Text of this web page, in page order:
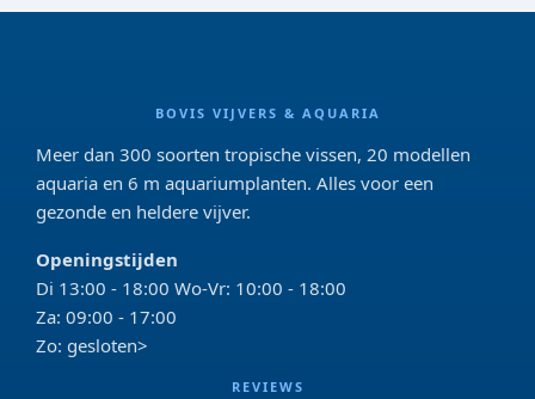
BOVIS VIJVERS & AQUARIA
Meer dan 300 soorten tropische vissen, 20 modellen
aquaria en 6 m aquariumplanten. Alles voor een
gezonde en heldere vijver.
Openingstijden
Di 13:00 - 18:00 Wo-Vr: 10:00 - 18:00
Za: 09:00 - 17:00
Zo: gesloten>
REVIEWS